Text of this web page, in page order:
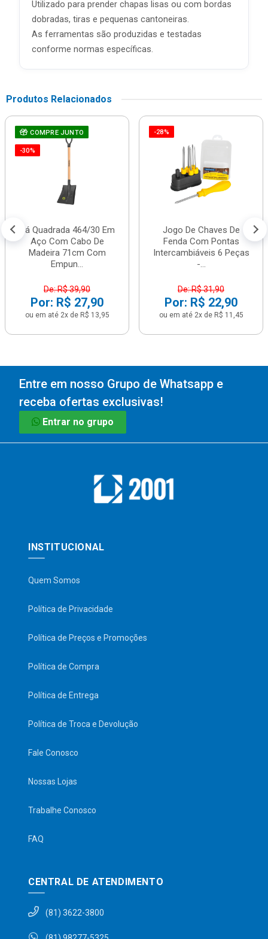
Utilizado para prender chapas lisas ou com bordas
dobradas, tiras e pequenas cantoneiras.
As ferramentas são produzidas e testadas
conforme normas específicas.
Produtos Relacionados
COMPRE JUNTO
-30%
Pá Quadrada 464/30 Em
Aço Com Cabo De
Madeira 71cm Com
Empun...
De: R$ 39,90
Por: R$ 27,90
ou em até 2x de R$ 13,95
-28%
Jogo De Chaves De
Fenda Com Pontas
Intercambiáveis 6 Peças
-...
De: R$ 31,90
Por: R$ 22,90
ou em até 2x de R$ 11,45
Entre em nosso Grupo de Whatsapp e
receba ofertas exclusivas!
Entrar no grupo
INSTITUCIONAL
Quem Somos
Política de Privacidade
Política de Preços e Promoções
Política de Compra
Política de Entrega
Política de Troca e Devolução
Fale Conosco
Nossas Lojas
Trabalhe Conosco
FAQ
CENTRAL DE ATENDIMENTO
(81) 3622-3800